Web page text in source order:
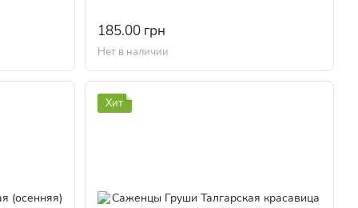
185.00 грн
Нет в наличии
Хит